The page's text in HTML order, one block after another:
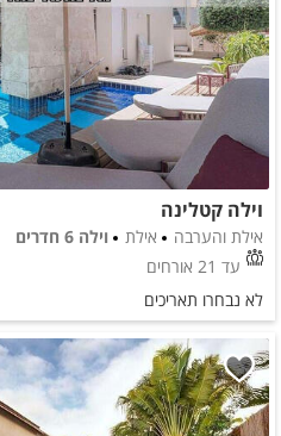
וילה קטלינה
אילת והערבה אילת
וילה 6 חדרים
עד 21 אורחים
לא נבחרו תאריכים